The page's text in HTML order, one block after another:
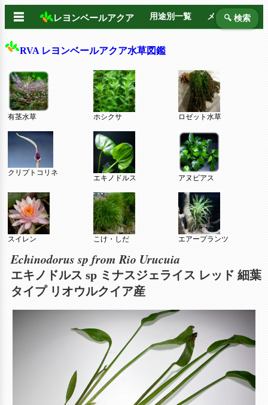
☰ レヨンベールアクア 用途別一覧 メーカー別
🔍 検索
RVA レヨンベールアクア水草図鑑
有茎水草 ホシクサ ロゼット水草
クリプトコリネ
エキノドルス アヌビアス
スイレン こけ・しだ エアープランツ
Echinodorus sp from Rio Urucuia
エキノドルス sp ミナスジェライス レッド 細葉
タイプ リオウルクイア産